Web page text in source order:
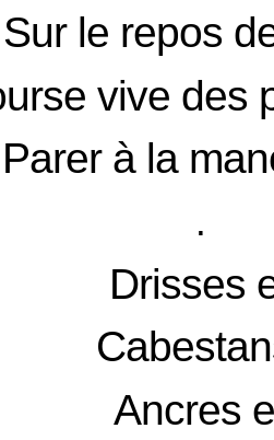
Sur le repos
vive des
à la
.
Drisses
Ancres